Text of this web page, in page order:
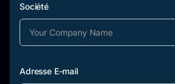
Société
Adresse E-mail